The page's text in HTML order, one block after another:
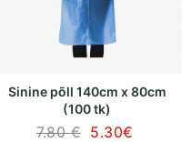
Sinine põll 140cm x 80cm
(100 tk)
7.80 € 5.30€